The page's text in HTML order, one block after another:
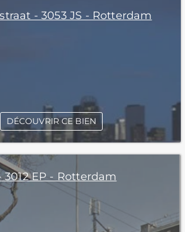
- 3053 JS - Rotterdam
DÉCOUVRIR CE BIEN
EP - Rotterdam